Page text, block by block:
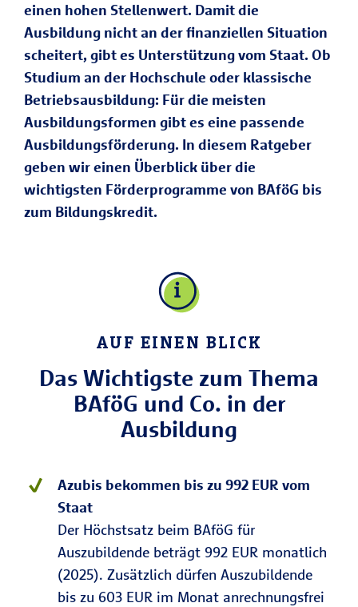
einen hohen Stellenwert. Damit die
Ausbildung nicht an der finanziellen Situation
scheitert, gibt es Unterstützung vom Staat. Ob
Studium an der Hochschule oder klassische
Betriebsausbildung: Für die meisten
Ausbildungsformen gibt es eine passende
Ausbildungsförderung. In diesem Ratgeber
geben wir einen Überblick über die
wichtigsten Förderprogramme von BAföG bis
zum Bildungskredit.
AUF EINEN BLICK
Das Wichtigste zum Thema
BAföG und Co. in der
Ausbildung
Azubis bekommen bis zu 992 EUR vom
Staat
Der Höchstsatz beim BAföG für
Auszubildende beträgt 992 EUR monatlich
(2025). Zusätzlich dürfen Auszubildende
bis zu 603 EUR im Monat anrechnungsfrei